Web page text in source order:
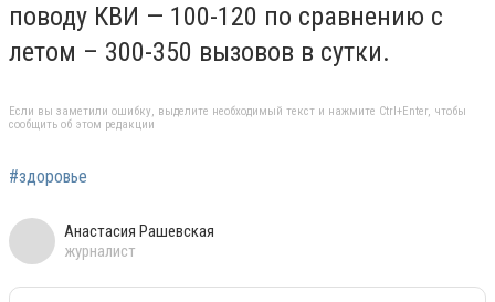
поводу КВИ — 100-120 по сравнению с
летом – 300-350 вызовов в сутки.
Если вы заметили ошибку, выделите необходимый текст и нажмите Ctrl+Enter, чтобы
сообщить об этом редакции
#здоровье
Анастасия Рашевская
журналист